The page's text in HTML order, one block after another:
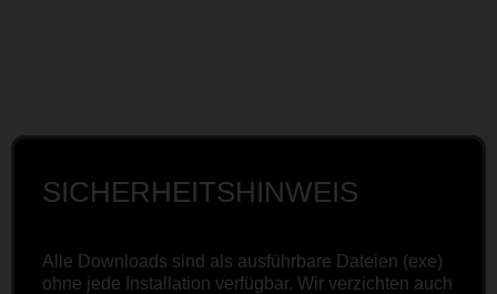
SICHERHEITSHINWEIS
Alle Downloads sind als ausführbare Dateien (exe)
ohne jede Installation verfügbar. Wir verzichten auch